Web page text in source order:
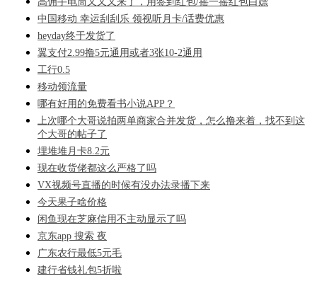
中国移动 幸运刮刮乐 领视听月卡/话费优惠
heyday终于发货了
翼支付2.99撸5元通用或者3张10-2通用
工行0.5
移动领流量
哪有好用的免费看书小说APP？
上次哪个大哥说拍两单商家合并发货，怎么撸来着，找不到这
个大哥的帖子了
埋堆堆月卡8.2元
现在收货佬都这么严格了吗
VX视频号直播的时候有没办法录播下来
今天果子啥价格
闲鱼现在芝麻信用不主动显示了吗
京东app 搜索 夜
广东农行最低5元毛
建行省钱礼包5折啦